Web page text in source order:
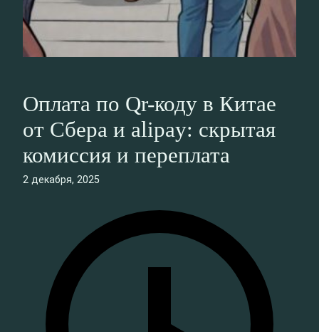
Оплата по Qr-коду в Китае
от Сбера и alipay: скрытая
комиссия и переплата
2 декабря, 2025